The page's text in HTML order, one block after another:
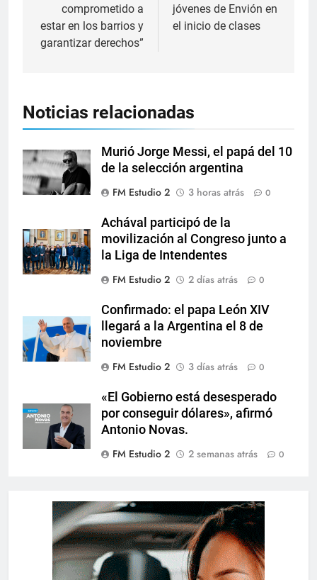
comprometido a
estar en los barrios y
garantizar derechos”
jóvenes de Envión en
el inicio de clases
Noticias relacionadas
Murió Jorge Messi, el papá del 10
de la selección argentina
FM Estudio 2
3 horas atrás 0
Achával participó de la
movilización al Congreso junto a
la Liga de Intendentes
FM Estudio 2
2 días atrás 0
Confirmado: el papa León XIV
llegará a la Argentina el 8 de
noviembre
FM Estudio 2
3 días atrás 0
«El Gobierno está desesperado
por conseguir dólares», afirmó
Antonio Novas.
FM Estudio 2
2 semanas atrás 0